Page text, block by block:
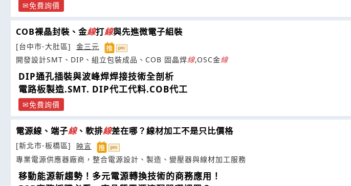
免費詢價
COB裸晶封裝、金線打線與先進微電子組裝
[台中市-大肚區]
金三元
開發設計SMT、DIP、組立包裝成品、COB 固晶焊線,OSC金線
DIP通孔插裝與波峰焊焊接技術全剖析
電路板製造.SMT. DIP代工代料.COB代工
免費詢價
電源線、端子線、軟排線差在哪？線材加工不是只比價格
[新北市-板橋區]
映言
專業電源供應器廠商，整合電源設計、製造、變壓器與線材加工服務
移動能源新趨勢！多元電源轉換技術的商務應用！